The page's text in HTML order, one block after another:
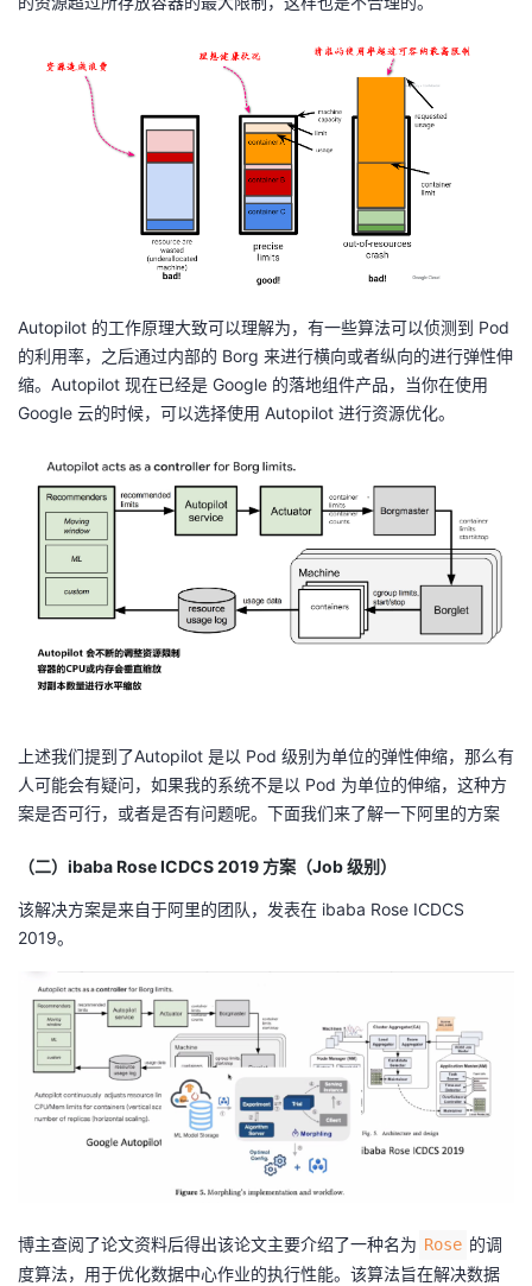
Autopilot 的工作原理大致可以理解为，有一些算法可以侦测到 Pod
的利用率，之后通过内部的 Borg 来进行横向或者纵向的进行弹性伸
缩。Autopilot 现在已经是 Google 的落地组件产品，当你在使用
Google 云的时候，可以选择使用 Autopilot 进行资源优化。
上述我们提到了Autopilot 是以 Pod 级别为单位的弹性伸缩，那么有
人可能会有疑问，如果我的系统不是以 Pod 为单位的伸缩，这种方
案是否可行，或者是否有问题呢。下面我们来了解一下阿里的方案
（二）ibaba Rose ICDCS 2019 方案（Job 级别）
该解决方案是来自于阿里的团队，发表在 ibaba Rose ICDCS
2019。
博主查阅了论文资料后得出该论文主要介绍了一种名为 Rose 的调
度算法，用于优化数据中心作业的执行性能。该算法旨在解决数据